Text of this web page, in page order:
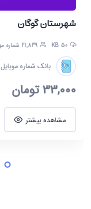
شهرستان گوگان
50 KB 21,839 شماره موبایل
بانک شماره موبایل
33,000تومان
مشاهده بیشتر